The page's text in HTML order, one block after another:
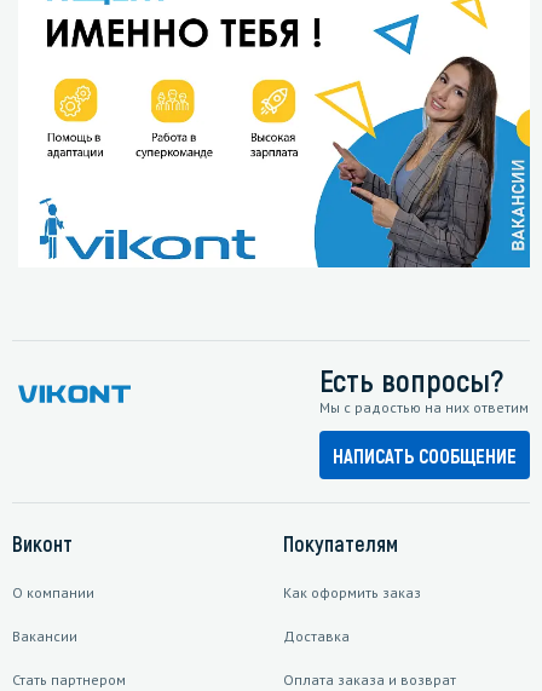
Есть вопросы?
Мы с радостью на них ответим
НАПИСАТЬ СООБЩЕНИЕ
Виконт
О компании
Вакансии
Стать партнером
Покупателям
Как оформить заказ
Доставка
Оплата заказа и возврат